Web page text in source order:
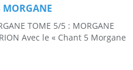
MORGANE
TOME 5/5 : MORGANE
Avec le « Chant 5 Morgane